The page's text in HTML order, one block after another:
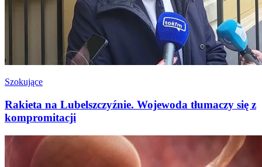
Szokujące
Rakieta na Lubelszczyźnie. Wojewoda tłumaczy się z
kompromitacji